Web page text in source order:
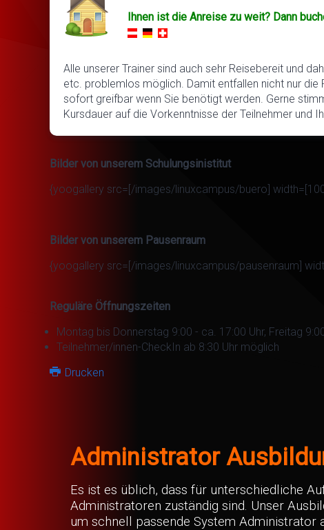
Ihnen ist die Anreise zu weit? Dann
Alle unserer Trainer sind auch sehr Reisebereit und
etc. problemlos möglich. Damit entfallen nicht nur die
sofort greifbar wenn Sie benötigt werden. Gerne
Kursdauer auf die Vorkenntnisse der Teilnehmer und
Bilder von unserem Schulungsinistitut
{yoogallery src=[/images/linuxcampus/buero]
Bilder von unserem Pausenraum
{yoogallery src=[/images/linuxcampus/pausenraum]
Reguläre Öffnungszeiten
Montag bis Donnerstag 9:00 - ca. 17:00 Uhr, Freitag
Teilnehmer/innen-CheckIn ab 8:30 Uhr möglich
Drucken
Administrator
Es ist es üblich, dass für unterschiedliche
Administratoren zuständig sind. Unser
um schnell passende System Administrator